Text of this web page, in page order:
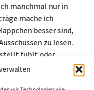
manchmal nur in
mache ich
besser sind,
zu lesen.
fühlt oder
hat, nutze unten
Mail.